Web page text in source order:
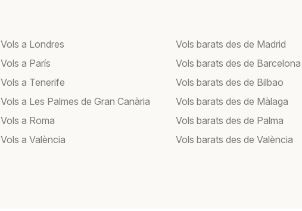
Vols a Londres
Vols a París
Vols a Tenerife
Vols a Les Palmes de Gran Canària
Vols a Roma
Vols a València
Vols barats des de Madrid
Vols barats des de Barcelona
Vols barats des de Bilbao
Vols barats des de Màlaga
Vols barats des de Palma
Vols barats des de València